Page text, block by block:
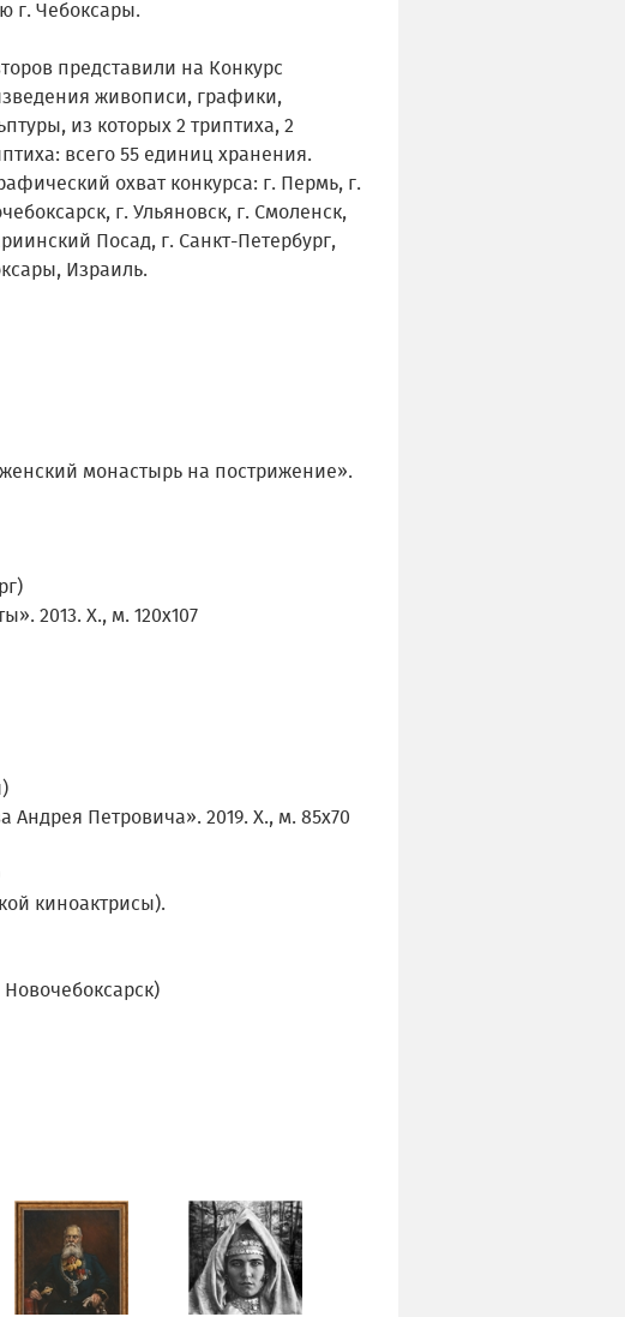
г. Чебоксары.
представили на Конкурс
живописи, графики,
из которых 2 триптиха, 2
всего 55 единиц хранения.
охват конкурса: г. Пермь, г.
г. Ульяновск, г. Смоленск,
Посад, г. Санкт-Петербург,
Израиль.
монастырь на пострижение».
2013. Х., м. 120х107
Андрея Петровича». 2019. Х., м. 85х70
киноактрисы).